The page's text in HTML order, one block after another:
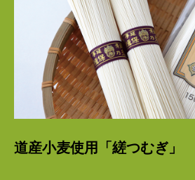
道産小麦使用「縒つむぎ」